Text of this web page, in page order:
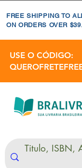
FREE SHIPPING TO
ON ORDERS OVER $39.
USE O CÓDIGO: